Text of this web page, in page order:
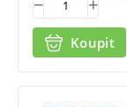
Koupit